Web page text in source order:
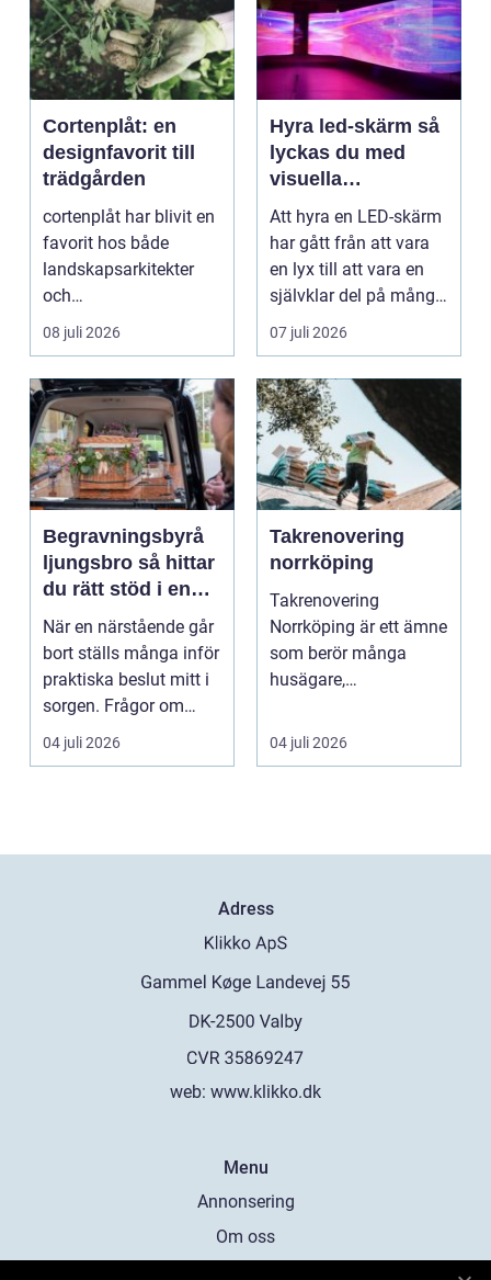
Cortenplåt: en
designfavorit till
trädgården
cortenplåt har blivit en
favorit hos både
landskapsarkitekter
och
trädgårdsentusiaster.
Det är ett m...
08 juli 2026
Hyra led-skärm så
lyckas du med
visuella
upplevelser på
event
Att hyra en LED-skärm
har gått från att vara
en lyx till att vara en
självklar del på många
event, m...
07 juli 2026
Begravningsbyrå
ljungsbro så hittar
du rätt stöd i en
svår tid
När en närstående går
bort ställs många inför
praktiska beslut mitt i
sorgen. Frågor om
ceremoni, ju...
04 juli 2026
Takrenovering
norrköping
Takrenovering
Norrköping är ett ämne
som berör många
husägare,
och fastighets...
04 juli 2026
Adress
web: www.klikko.dk
Menu
Annonsering
Om oss